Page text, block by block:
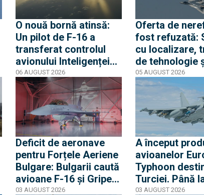
O nouă bornă atinsă:
Un pilot de F-16 a
transferat controlul
avionului Inteligenței
Artificiale. Obiectivul
final al programului
SUA e mult mai mare
06 AUGUST 2026
Oferta de
fost refuzată:
cu localizare,
de tehnologie
sursă propus
succes de
05 AUGUST 2026
Deficit de aeronave
pentru Forțele Aeriene
Bulgare: Bulgarii caută
avioane F-16 și Gripen
second-hand, dar
03 AUGUST 2026
A început
avioanelor
Typhoon
Turciei. Până
deblocarea F-
03 AUGUST 2026